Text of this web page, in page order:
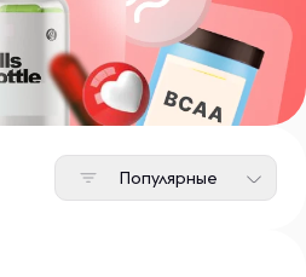
11 Factory включены
лечебных трав, которые
косметическими
добиться быстрого
Популярные